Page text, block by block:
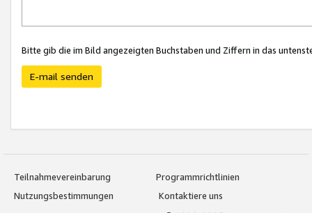
Bitte gib die im Bild angezeigten Buchstaben und Ziffern in das
E-mail senden
Teilnahmevereinbarung
Programmrichtlinien
Nutzungsbestimmungen
Kontaktiere uns